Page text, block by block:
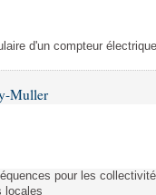
d'un compteur
Muller
pour les
locales